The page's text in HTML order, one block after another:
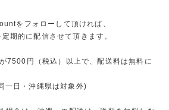
をフォローして頂ければ、
期的に配信させて頂きます。
7500円（税込）以上で、配送料は無料に
一日・沖縄県は対象外)